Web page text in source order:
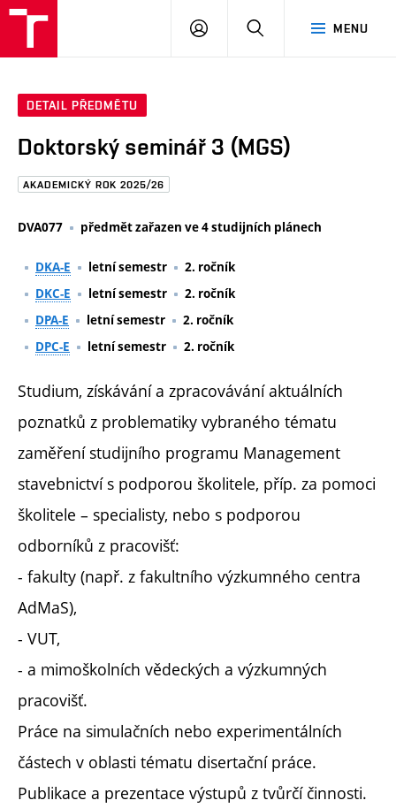
Brno
MENU
PŘIHLÁSIT
DETAIL PŘEDMĚTU
Doktorský seminář 3 (MGS)
AKADEMICKÝ ROK 2025/26
DVA077 předmět zařazen ve 4 studijních plánech
DKA-E letní semestr
2. ročník
DKC-E
letní semestr
2. ročník
DPA-E
letní semestr
2. ročník
DPC-E
letní semestr 2. ročník
Studium, získávání a zpracovávání aktuálních
poznatků z problematiky vybraného tématu
zaměření studijního programu Management
stavebnictví s podporou školitele, příp. za pomoci
školitele – specialisty, nebo s podporou
odborníků z pracovišť:
- fakulty (např. z fakultního výzkumného centra
AdMaS),
- VUT,
- a mimoškolních vědeckých a výzkumných
pracovišť.
Práce na simulačních nebo experimentálních
částech v oblasti tématu disertační práce.
Publikace a prezentace výstupů z tvůrčí činnosti.